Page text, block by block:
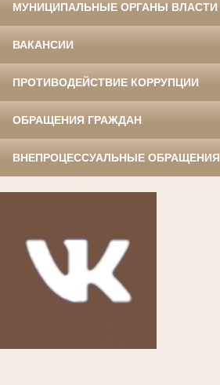
МУНИЦИПАЛЬНЫЕ ОРГАНЫ ВЛАСТИ
ВАКАНСИИ
ПРОТИВОДЕЙСТВИЕ КОРРУПЦИИ
ОБРАЩЕНИЯ ГРАЖДАН
ВНЕПРОЦЕССУАЛЬНЫЕ ОБРАЩЕНИЯ